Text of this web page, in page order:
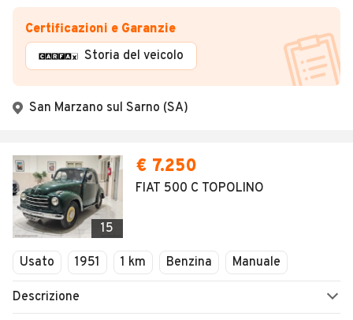
Certificazioni e Garanzie
Storia del veicolo
San Marzano sul Sarno (SA)
15
€ 7.250
FIAT 500 C TOPOLINO
Usato 1951 1 km Benzina Manuale
Descrizione